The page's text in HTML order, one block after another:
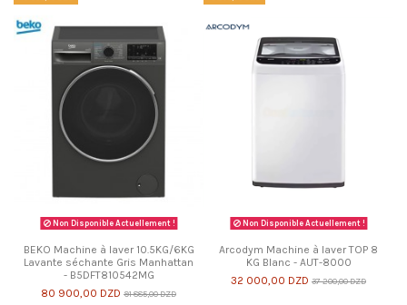
Non Disponible Actuellement !
BEKO Machine à laver 10.5KG/6KG
Lavante séchante Gris Manhattan
- B5DFT810542MG
80 900,00 DZD 91 885,00 DZD
Non Disponible Actuellement !
Arcodym Machine à laver TOP 8
KG Blanc - AUT-8000
32 000,00 DZD 37 200,00 DZD